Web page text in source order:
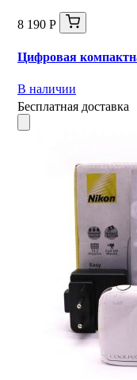
8 190 Р
Цифровая
В наличии
Бесплатная доставка